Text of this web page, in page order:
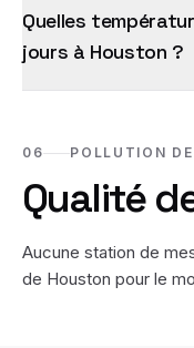
Quelles
jours à Houston ?
06 POLLUTION
Qualité
Aucune station de
de Houston pour le